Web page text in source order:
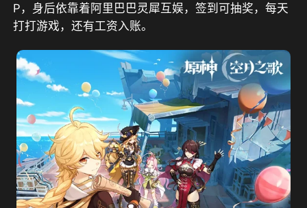
P ，身后依靠着阿里巴巴灵犀互娱，签到可抽奖，每天
打打游戏，还有工资入账。